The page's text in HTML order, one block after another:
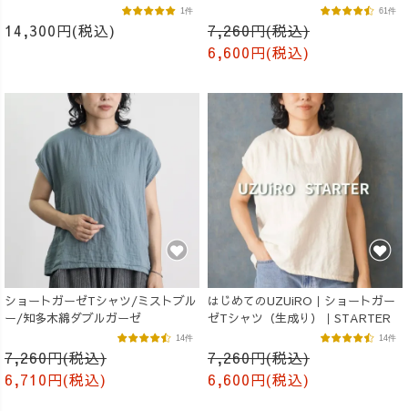
14,300円(税込)
1件
7,260円(税込)
6,600円(税込)
61件
ショートガーゼTシャツ/ミストブル
ー/知多木綿ダブルガーゼ
7,260円(税込)
6,710円(税込)
14件
はじめてのUZUiRO｜ショートガー
ゼTシャツ（生成り）｜STARTER
7,260円(税込)
6,600円(税込)
14件